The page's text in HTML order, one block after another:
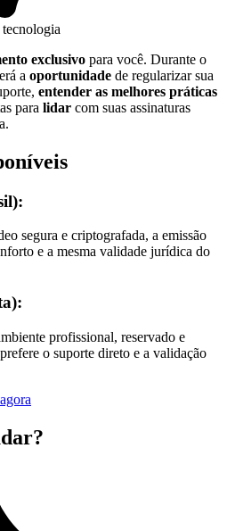
exclusivo para você. Durante o
a oportunidade de regularizar sua
entender as melhores práticas
para lidar com suas assinaturas
segura e criptografada, a emissão
e a mesma validade jurídica do
profissional, reservado e
o suporte direto e a validação